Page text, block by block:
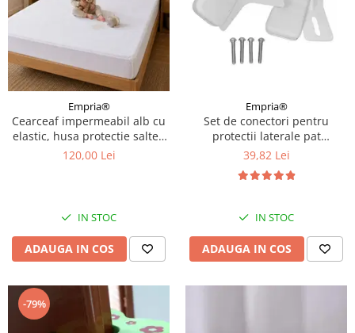
Empria®
Cearceaf impermeabil alb cu
elastic, husa protectie saltea
tip prosop, 160x200x40 cm
120,00 Lei
IN STOC
ADAUGA IN COS
Empria®
Set de conectori pentru
protectii laterale pat
PREMIUM XXL, 81-96 cm
39,82 Lei
IN STOC
ADAUGA IN COS
-79%